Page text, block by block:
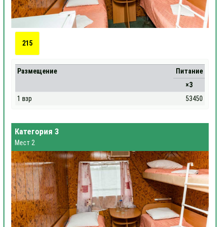
215
Размещение
Питание
×3
1 взр
53450
Категория 3
Мест 2